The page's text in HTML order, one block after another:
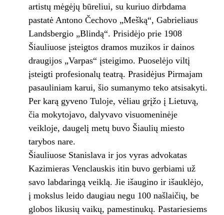
artistų mėgėjų būreliui, su kuriuo dirbdama
pastatė Antono Čechovo „Mešką“, Gabrieliaus
Landsbergio „Blindą“. Prisidėjo prie 1908
Šiauliuose įsteigtos dramos muzikos ir dainos
draugijos „Varpas“ įsteigimo. Puoselėjo viltį
įsteigti profesionalų teatrą. Prasidėjus Pirmajam
pasauliniam karui, šio sumanymo teko atsisakyti.
Per karą gyveno Tuloje, vėliau grįžo į Lietuvą,
čia mokytojavo, dalyvavo visuomeninėje
veikloje, daugelį metų buvo Šiaulių miesto
tarybos nare.
Šiauliuose Stanislava ir jos vyras advokatas
Kazimieras Venclauskis itin buvo gerbiami už
savo labdaringą veiklą. Jie išaugino ir išauklėjo,
į mokslus leido daugiau negu 100 našlaičių, be
globos likusių vaikų, pamestinukų. Pastariesiems